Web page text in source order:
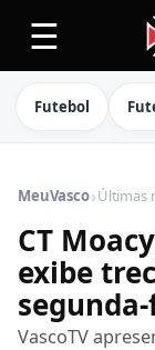
☰
Futebol
MeuVasco›Últimas
CT
exibe
VascoTV